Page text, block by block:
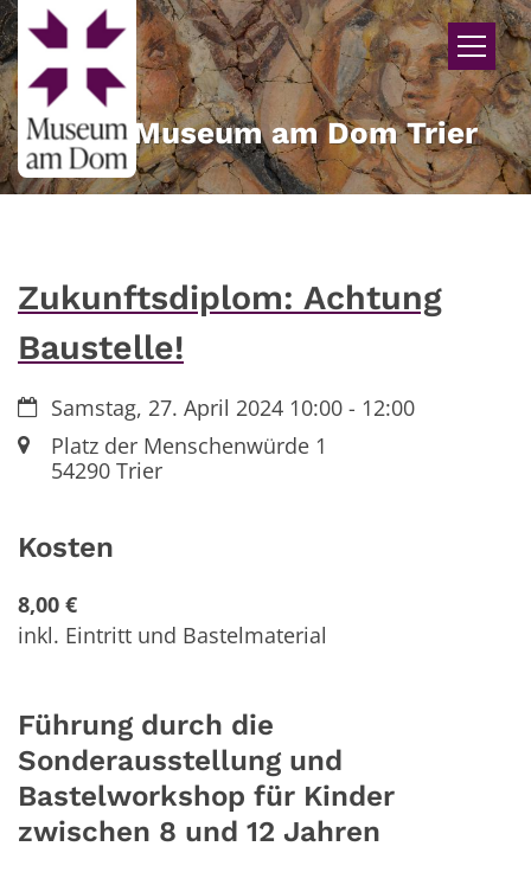
Zum Inhalt springen
Museum am Dom Trier
Zukunftsdiplom: Achtung
Baustelle!
Datum:Samstag, 27. April 2024 10:00 - 12:00
Ort:Platz der Menschenwürde 1
54290Trier
Kosten
8,00 €
inkl. Eintritt und Bastelmaterial
Führung durch die
Sonderausstellung und
Bastelworkshop für Kinder
zwischen 8 und 12 Jahren